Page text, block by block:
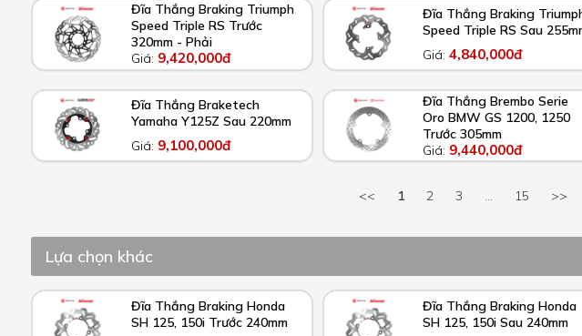
Đĩa Thắng Braking Triumph
Speed Triple RS Trước
320mm - Phải
Giá: 9,420,000đ
Đĩa Thắng Braking
Speed Triple RS Sau
Giá:4,840,000đ
Đĩa Thắng Braketech
Yamaha Y125Z Sau 220mm
Giá: 9,100,000đ
Đĩa Thắng Brembo Serie
Oro BMW GS 1200, 1250
Trước 305mm
Giá: 9,440,000đ
<< 1 2 3 ... 15 >>
Lựa chọn khác
Đĩa Thắng Braking Honda
SH 125, 150i Trước 240mm
Đĩa Thắng Braking Honda
SH 125, 150i Sau 240mm